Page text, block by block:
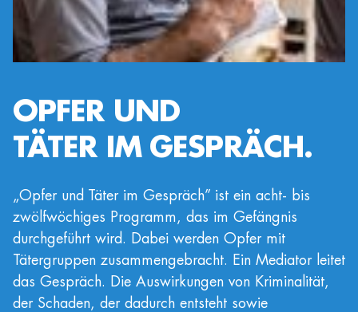
OPFER UND
TÄTER IM GESPRÄCH.
„Opfer und Täter im Gespräch” ist ein acht- bis
zwölfwöchiges Programm, das im Gefängnis
durchgeführt wird. Dabei werden Opfer mit
Tätergruppen zusammengebracht. Ein Mediator leitet
das Gespräch. Die Auswirkungen von Kriminalität,
der Schaden, der dadurch entsteht sowie